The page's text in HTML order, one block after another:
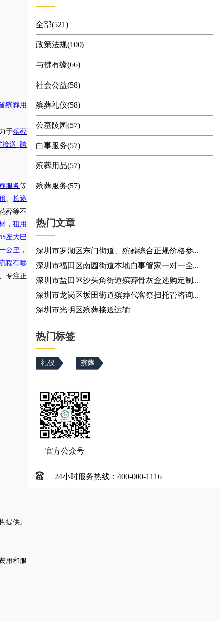
殡葬用
于殡葬
接送 _跨
服务等
长途
葬等不
， 租用
座大巴
公里 ，
程有哪
专注正
提供。
用和服
全部(521)
政策法规(100)
与佛有缘(66)
社会公益(58)
殡葬礼仪(58)
公墓陵园(57)
白事服务(57)
殡葬用品(57)
殡葬服务(57)
热门文章
深圳市罗湖区东门街道、殡葬综合正规价格参...
深圳市福田区南园街道本地白事管家一对一全...
深圳市盐田区沙头角街道殡葬骨灰盒选购定制...
深圳市龙岗区坂田街道殡葬代客祭扫托管咨询...
深圳市光明区殡葬接送运输
热门标签
礼仪 殡葬
官方公众号
24小时服务热线：400-000-1116